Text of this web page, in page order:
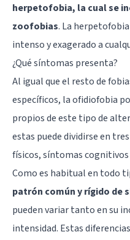
herpetofobia, la cual se
zoofobias. La
intenso y exagerado a
¿Qué síntomas presenta?
Al igual que el resto de
específicos, la ofidiofobia
propios de este tipo de
estas puede dividirse en
físicos, síntomas
Como es habitual en todo
patrón común y rígido de
pueden variar tanto en su
intensidad. Estas